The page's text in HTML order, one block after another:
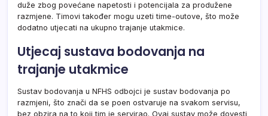
duže zbog povećane napetosti i potencijala za produžene
razmjene. Timovi također mogu uzeti time-outove, što može
dodatno utjecati na ukupno trajanje utakmice.
Utjecaj sustava bodovanja na
trajanje utakmice
Sustav bodovanja u NFHS odbojci je sustav bodovanja po
razmjeni, što znači da se poen ostvaruje na svakom servisu,
bez obzira na to koji tim je servirao. Ovaj sustav može dovesti